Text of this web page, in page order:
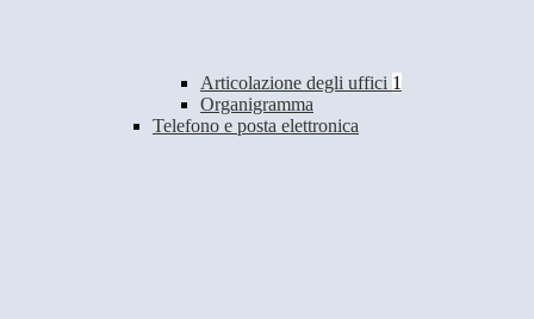
Articolazione degli uffici 1
Organigramma
Telefono e posta elettronica